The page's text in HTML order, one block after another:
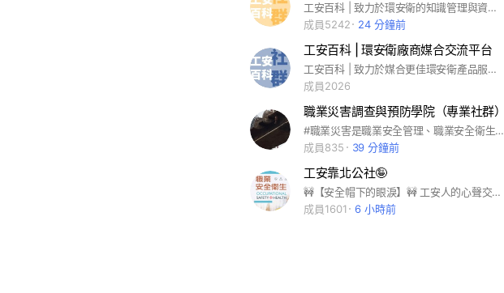
工安百科 | 致力於環安衛的知識管理與資源串聯
成員5242
24 分鐘前
工安百科 | 環安衛廠商媒合交流平台
工安百科 | 致力於媒合更佳環安衛產品服務方案
成員2026
職業災害調查與預防學院（專業社群）
#職業災害是職業安全管理、職業安全衛生管理系統、製程安全管理等綜合的結果，全賴危害辨識、風險評估、工程控制、工程改善、行政管理及個人防護具等來預防職業災害的發生。災害發生時之緊急應變，立即急救、搶救，減少災害的傷害（減災、降災），並且確實職業災害調查，找出真因，才能預防職業災害再次發生。
成員835
39 分鐘前
工安靠北公社🤪
🚧【安全帽下的眼淚】🚧 工安人的心聲交流平台，正式啟動！ 👷‍♂️ 在工地、工廠、工程現場，我們常常背著「守護安全」的責任，卻換來「麻煩、囉嗦」的眼光。 做得多、被嫌也多，壓力只能往心裡吞。 🔑 這裡，就是你安心的出口： 匿名吐槽區 👉 委屈不用再忍 爆料平台 👉 揭露疏失，提醒業界 情緒出口 👉 苦水倒一倒，心裡輕一點 交流經驗 👉 同袍分享，彼此支撐 💬 這裡沒有主管，只有同袍的耳朵。 💬 這裡沒有責難，只有理解與陪伴。 「安全帽戴得住，委屈戴不住。」 如果你也曾這樣想，那就來【安全帽下的眼淚】，讓我們一起守住安全，也守住彼此。
成員1601
6 小時前